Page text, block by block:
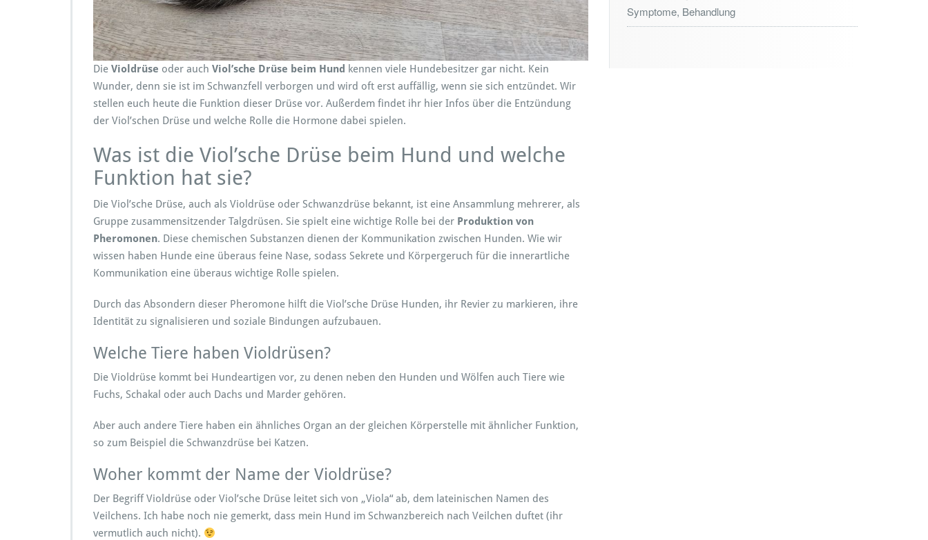
n
k
t
i
o
n,
r
k
a
n
g
e
+
H
n
t
e
g
r
n
w
i
s
e
n
Die Violdrüse oder auch Viol’sche Drüse beim Hund kennen viele Hundebesitzer gar nicht. Kein
Wunder, denn sie ist im Schwanzfell verborgen und wird oft erst auffällig, wenn sie sich entzündet. Wir
stellen euch heute die Funktion dieser Drüse vor. Außerdem findet ihr hier Infos über die Entzündung
der Viol’schen Drüse und welche Rolle die Hormone dabei spielen.
Was ist die Viol’sche Drüse beim Hund und welche
Funktion hat sie?
Die Viol’sche Drüse, auch als Violdrüse oder Schwanzdrüse bekannt, ist eine Ansammlung mehrerer, als
Gruppe zusammensitzender Talgdrüsen. Sie spielt eine wichtige Rolle bei der Produktion von
Pheromonen. Diese chemischen Substanzen dienen der Kommunikation zwischen Hunden. Wie wir
wissen haben Hunde eine überaus feine Nase, sodass Sekrete und Körpergeruch für die innerartliche
Kommunikation eine überaus wichtige Rolle spielen.
Durch das Absondern dieser Pheromone hilft die Viol’sche Drüse Hunden, ihr Revier zu markieren, ihre
Identität zu signalisieren und soziale Bindungen aufzubauen.
Welche Tiere haben Violdrüsen?
Die Violdrüse kommt bei Hundeartigen vor, zu denen neben den Hunden und Wölfen auch Tiere wie
Fuchs, Schakal oder auch Dachs und Marder gehören.
Aber auch andere Tiere haben ein ähnliches Organ an der gleichen Körperstelle mit ähnlicher Funktion,
so zum Beispiel die Schwanzdrüse bei Katzen.
Woher kommt der Name der Violdrüse?
Der Begriff Violdrüse oder Viol’sche Drüse leitet sich von „Viola“ ab, dem lateinischen Namen des
Veilchens. Ich habe noch nie gemerkt, dass mein Hund im Schwanzbereich nach Veilchen duftet (ihr
vermutlich auch nicht).
Symptome, Behandlung